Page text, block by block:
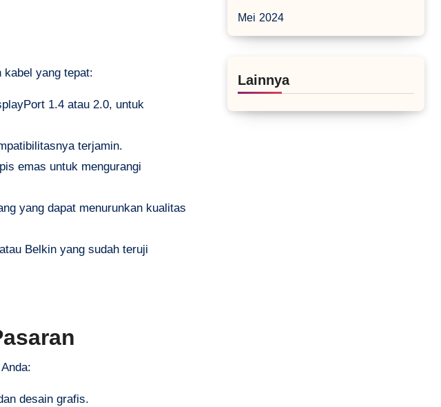
yang tepat:
1.4 atau 2.0, untuk
terjamin.
emas untuk mengurangi
yang dapat menurunkan kualitas
Belkin yang sudah teruji
desain grafis.
Mei 2024
Lainnya